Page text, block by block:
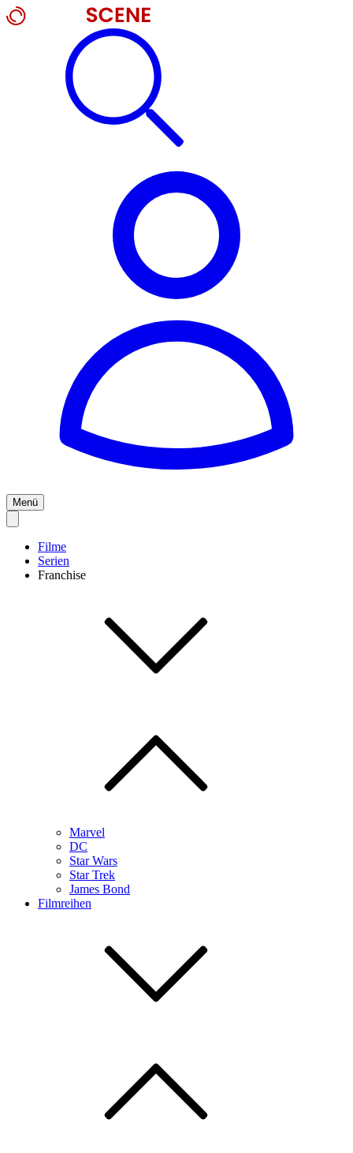
Menü
Filme
Serien
Franchise
Marvel
DC
Star Wars
Star Trek
James Bond
Filmreihen